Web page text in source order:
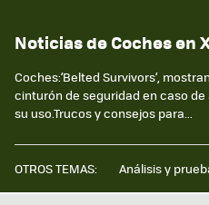
Noticias de Coches en
Coches:‘Belted Survivors’,
cinturón de seguridad en caso
su uso.Trucos y consejos para...
OTROS TEMAS: Análisis y